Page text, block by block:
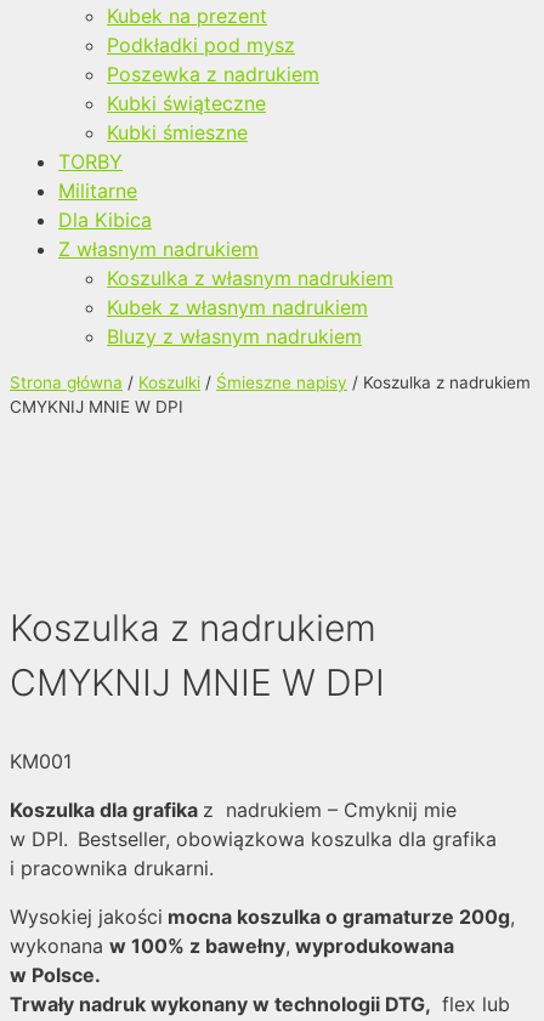
Kubek na prezent
Podkładki pod mysz
Poszewka z nadrukiem
Kubki świąteczne
Kubki śmieszne
TORBY
Militarne
Dla Kibica
Z własnym nadrukiem
Koszulka z własnym nadrukiem
Kubek z własnym nadrukiem
Bluzy z własnym nadrukiem
Strona główna / Koszulki / Śmieszne napisy / Koszulka z nadrukiem
CMYKNIJ MNIE W DPI
Koszulka z nadrukiem
CMYKNIJ MNIE W DPI
KM001
Koszulka dla grafika z nadrukiem – Cmyknij mie
w DPI. Bestseller, obowiązkowa koszulka dla grafika
i pracownika drukarni.
Wysokiej jakości mocna koszulka o gramaturze 200g,
wykonana w 100% z bawełny, wyprodukowana
w Polsce.
Trwały nadruk wykonany w technologii DTG, flex lub